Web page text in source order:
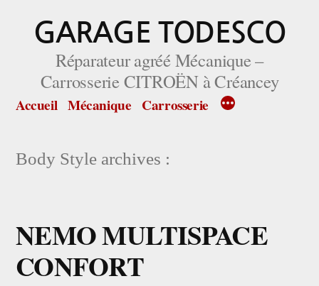
GARAGE TODESCO
Réparateur agréé Mécanique –
Carrosserie CITROËN à Créancey
Accueil Mécanique Carrosserie
Body Style archives :
NEMO MULTISPACE
CONFORT